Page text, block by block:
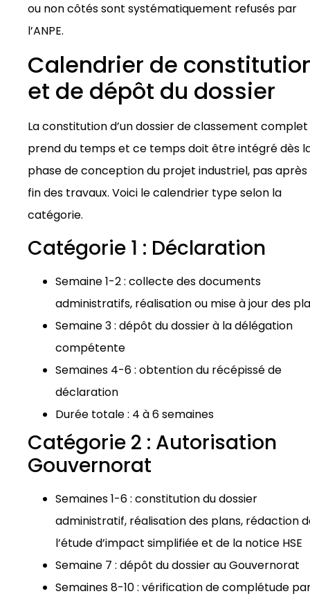
ou non côtés sont systématiquement refusés par
l’ANPE.
Calendrier de
et de dépôt du dossier
La constitution d’un dossier de classement complet
prend du temps et ce temps doit être intégré dès
phase de conception du projet industriel, pas après
fin des travaux. Voici le calendrier type selon la
catégorie.
Catégorie 1 : Déclaration
Semaine 1-2 : collecte des documents
administratifs, réalisation ou mise à jour des
Semaine 3 : dépôt du dossier à la délégation
compétente
Semaines 4-6 : obtention du récépissé de
déclaration
Durée totale : 4 à 6 semaines
Catégorie 2 : Autorisation
Gouvernorat
Semaines 1-6 : constitution du dossier
administratif, réalisation des plans, rédaction
l’étude d’impact simplifiée et de la notice HSE
Semaine 7 : dépôt du dossier au Gouvernorat
Semaines 8-10 : vérification de complétude